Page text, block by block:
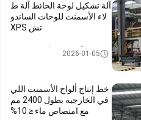
آلة تشكيل لوحة الحائط آلة ط
لاء الأسمنت للوحات الساندو
تش XPS
آلة تشكيل ألواح الجدران
2026-01-05
خط إنتاج ألواح الأسمنت اللي
في الخارجية بطول 2400 مم
مع امتصاص ماء ≤ 10%